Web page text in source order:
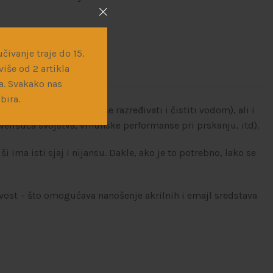
traje do 15.
od 2 artikla
Svakako nas
nema miris, može se razređivati i čistiti vodom), ali i
svojstva, vrhunske performanse pri prskanju, itd).
ima isti sjaj i nijansu. Dakle, ako je to potrebno, lako se
– što omogućava nanošenje akrilnih i emajl sredstava